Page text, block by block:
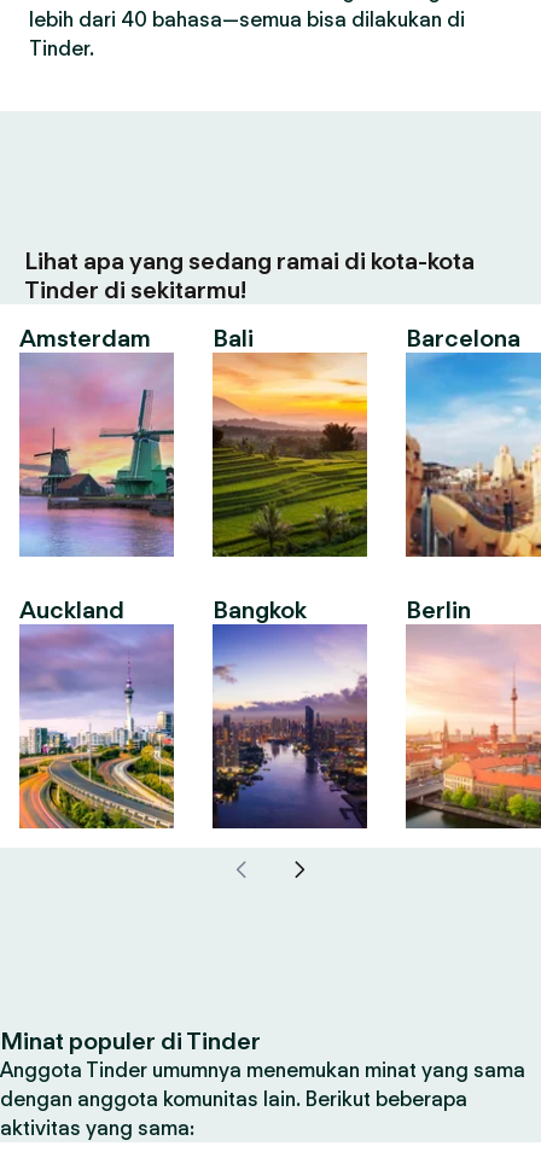
lebih dari 40 bahasa—semua bisa dilakukan di
Tinder.
Lihat apa yang sedang ramai di kota-kota
Tinder di sekitarmu!
Amsterdam
Auckland
Bali
Bangkok
Barcelona
Berlin
Minat populer di Tinder
Anggota Tinder umumnya menemukan minat yang sama
dengan anggota komunitas lain. Berikut beberapa
aktivitas yang sama: